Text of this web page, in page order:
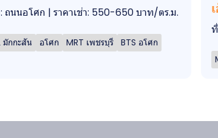
ถนนอโศก | ราคาเช่า: 550-650 บาท/ตร.ม.
มักกะสัน อโศก MRT เพชรบุรี BTS อโศก